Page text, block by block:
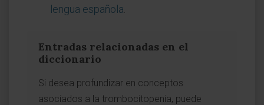
lengua española
Entradas relacionadas en el
diccionario
Si desea profundizar en conceptos
asociados a la trombocitopenia, puede